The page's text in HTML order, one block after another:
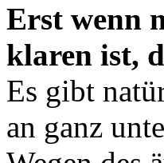
Erst wenn
klaren ist,
Es gibt
an ganz